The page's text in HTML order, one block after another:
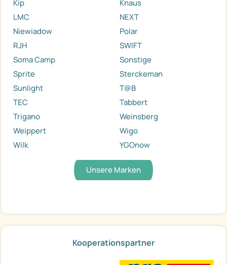
Kip
Knaus
LMC
NEXT
Niewiadow
Polar
RJH
SWIFT
Soma Camp
Sonstige
Sprite
Sterckeman
Sunlight
T@B
TEC
Tabbert
Trigano
Weinsberg
Weippert
Wigo
Wilk
YGOnow
Unsere Marken
Kooperationspartner